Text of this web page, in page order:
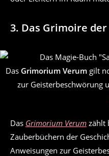
3. Das Grimoire
Das Grimorium Verumgilt
zur Geisterbeschwörung
Das Grimorium Verum zählt
Zauberbüchern der
Anweisungen zur